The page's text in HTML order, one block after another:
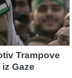
Trampove
Gaze